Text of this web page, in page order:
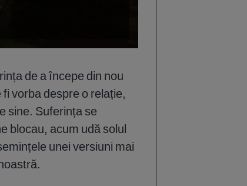
de a începe din nou
vorba despre o relație,
sine. Suferința se
blocau, acum udă solul
unei versiuni mai